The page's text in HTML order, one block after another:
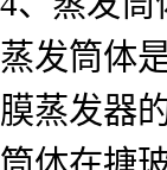
蒸发筒体
膜蒸发器